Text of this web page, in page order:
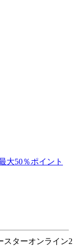
大50％ポイント
スターオンライン2